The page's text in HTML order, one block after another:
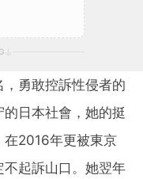
勇敢控訴性侵者的
日本社會，她的挺
在2016年更被東京
起訴山口。她翌年